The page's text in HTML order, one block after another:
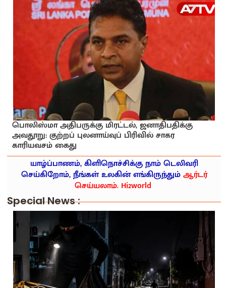
பொலிஸ்மா அதிபருக்கு மிரட்டல், ஜனாதிபதிக்கு
அவதூறு: குற்றப் புலனாய்வுப் பிரிவில் சாகர
காரியவசம் கைது
யாழ்ப்பாணம், கிளிநொச்சிக்கு நாம் டெலிவரி
செய்கிறோம், நீங்கள் உலகின் எங்கிருந்தும்ஆர்டர்
செய்யலாம். Hi2world
Special News :